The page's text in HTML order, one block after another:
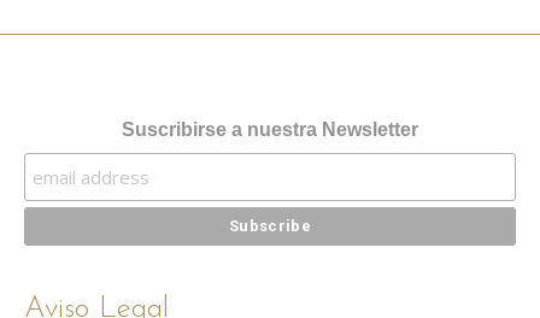
Suscribirse a nuestra Newsletter
Aviso Legal